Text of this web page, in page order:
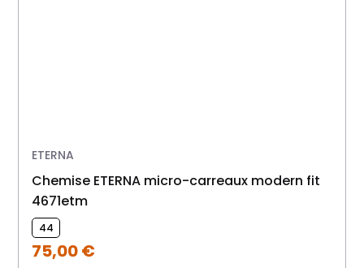
ETERNA
Chemise ETERNA micro-carreaux modern fit
4671etm
44
75,00€